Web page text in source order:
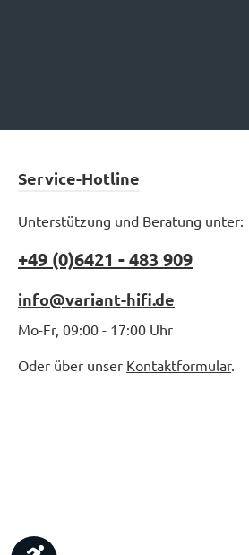
Service-Hotline
Unterstützung und Beratung unter:
+49 (0)6421 - 483 909
info@variant-hifi.de
Mo-Fr, 09:00 - 17:00 Uhr
Oder über unser Kontaktformular.